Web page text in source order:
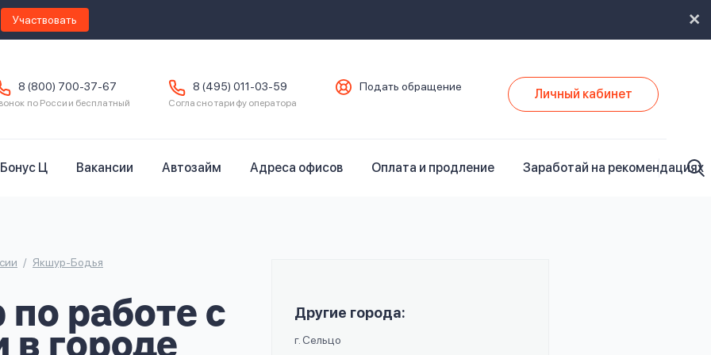
Участвовать
8 (800) 700-37-67
по России бесплатный
8 (495) 011-03-59
Согласно тарифу оператора
Подать обращение Личный кабинет
Бонус Ц Вакансии Автозайм Адреса офисов Оплата и продление Заработай на рекомендациях
Якшур-Бодья
работе с
в городе
Другие города:
г. Сельцо